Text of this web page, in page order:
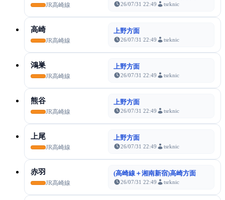
JR高崎線 26/07/31 22:49 tsrknic
高崎
JR高崎線
上野方面
26/07/31 22:49 tsrknic
鴻巣
JR高崎線
上野方面
26/07/31 22:49 tsrknic
熊谷
JR高崎線
上野方面
26/07/31 22:49 tsrknic
上尾
JR高崎線
上野方面
26/07/31 22:49 tsrknic
赤羽
JR高崎線
(高崎線＋湘南新宿)高崎方面
26/07/31 22:49 tsrknic